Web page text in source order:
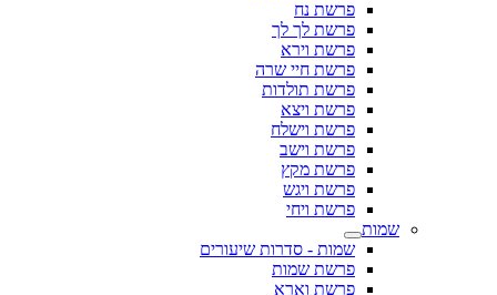
פרשת נח
פרשת לך לך
פרשת וירא
פרשת חיי שרה
פרשת תולדות
פרשת ויצא
פרשת וישלח
פרשת וישב
פרשת מקץ
פרשת ויגש
פרשת ויחי
שמות
שמות - סדרות שיעורים
פרשת שמות
פרשת וארא